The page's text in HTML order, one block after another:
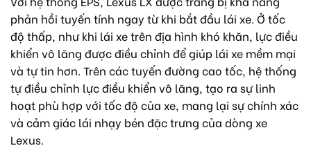
phản hồi tuyến tính ngay từ khi bắt đầu lái xe. Ở tốc
độ thấp, như khi lái xe trên địa hình khó khăn, lực điều
khiển vô lăng được điều chỉnh để giúp lái xe mềm mại
và tự tin hơn. Trên các tuyến đường cao tốc, hệ thống
tự điều chỉnh lực điều khiển vô lăng, tạo ra sự linh
hoạt phù hợp với tốc độ của xe, mang lại sự chính xác
và cảm giác lái nhạy bén đặc trưng của dòng xe
Lexus.